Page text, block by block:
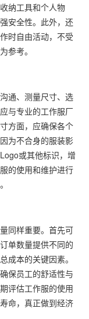
纳工具和个人物
安全性。此外，还
时自由活动，不受
参考。
通、测量尺寸、选
与专业的工作服厂
方面，应确保各个
为不合身的服装影
或其他标识，增
的使用和维护进行
同样重要。首先可
单数量提供不同的
成本的关键因素。
保员工的舒适性与
评估工作服的使用
命，真正做到经济